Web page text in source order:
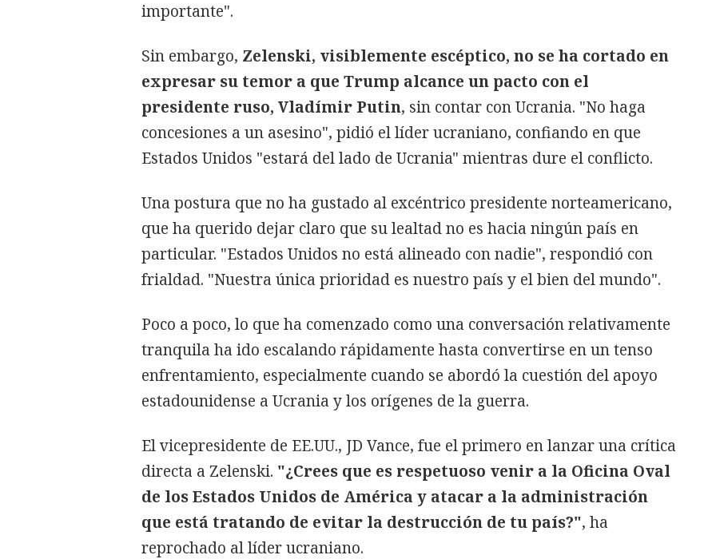
importante".
Sin embargo, Zelenski, visiblemente escéptico, no se ha cortado en
expresar su temor a que Trump alcance un pacto con el
presidente ruso, Vladímir Putin, sin contar con Ucrania. "No haga
concesiones a un asesino", pidió el líder ucraniano, confiando en que
Estados Unidos "estará del lado de Ucrania" mientras dure el conflicto.
Una postura que no ha gustado al excéntrico presidente norteamericano,
que ha querido dejar claro que su lealtad no es hacia ningún país en
particular. "Estados Unidos no está alineado con nadie", respondió con
frialdad. "Nuestra única prioridad es nuestro país y el bien del mundo".
Poco a poco, lo que ha comenzado como una conversación relativamente
tranquila ha ido escalando rápidamente hasta convertirse en un tenso
enfrentamiento, especialmente cuando se abordó la cuestión del apoyo
estadounidense a Ucrania y los orígenes de la guerra.
El vicepresidente de EE.UU., JD Vance, fue el primero en lanzar una crítica
directa a Zelenski. "¿Crees que es respetuoso venir a la Oficina Oval
de los Estados Unidos de América y atacar a la administración
que está tratando de evitar la destrucción de tu país?", ha
reprochado al líder ucraniano.